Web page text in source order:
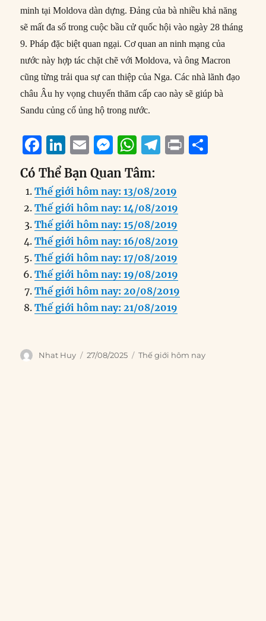
minh tại Moldova dàn dựng. Đảng của bà nhiều khả năng
sẽ mất đa số trong cuộc bầu cử quốc hội vào ngày 28 tháng
9. Pháp đặc biệt quan ngại. Cơ quan an ninh mạng của
nước này hợp tác chặt chẽ với Moldova, và ông Macron
cũng từng trải qua sự can thiệp của Nga. Các nhà lãnh đạo
châu Âu hy vọng chuyến thăm cấp cao này sẽ giúp bà
Sandu củng cố ủng hộ trong nước.
F
a
c
e
b
o
o
k
Li
n
k
e
d
I
n
E
m
ai
l
M
e
ss
e
n
g
er
W
h
at
s
A
p
p
T
e
g
r
a
m
P
Có Thể Bạn Quan Tâm:
Thế giới hôm nay: 13/08/2019
Thế giới hôm nay: 14/08/2019
Thế giới hôm nay: 15/08/2019
Thế giới hôm nay: 16/08/2019
Thế giới hôm nay: 17/08/2019
Thế giới hôm nay: 19/08/2019
Thế giới hôm nay: 20/08/2019
Thế giới hôm nay: 21/08/2019
Author
Nhat Huy
Posted
27/08/2025 Categories
Thế giới hôm nay